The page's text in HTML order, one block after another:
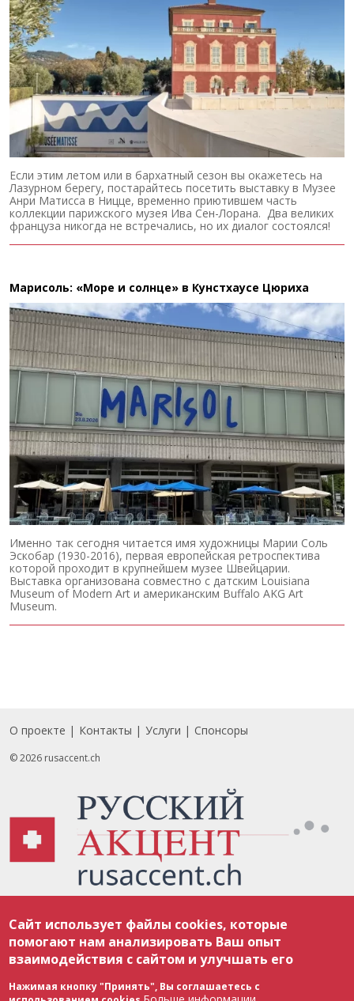
Если этим летом или в бархатный сезон вы окажетесь на
Лазурном берегу, постарайтесь посетить выставку в Музее
Анри Матисса в Ницце, временно приютившем часть
коллекции парижского музея Ива Сен-Лорана. Два великих
француза никогда не встречались, но их диалог состоялся!
Марисоль: «Море и солнце» в Кунстхаусе Цюриха
Именно так сегодня читается имя художницы Марии Соль
Эскобар (1930-2016), первая европейская ретроспектива
которой проходит в крупнейшем музее Швейцарии.
Выставка организована совместно с датским Louisiana
Museum of Modern Art и американским Buffalo AKG Art
Museum.
Footer
О проекте Контакты Услуги Спонсоры
© 2026 rusaccent.ch
соответствии с законодательством Швейцарии об авторском праве и
международными соглашениями. Полное или частичное использование
материалов возможно только с разрешения редакции. В случае полного
или частичного воспроизведения материалов сайта rusaccent.ch,
ОБЯЗАТЕЛЬНА АКТИВНАЯ ГИПЕРССЫЛКА на конкретный заимствованный
текст. Фотоизображения, размещенные редакцией rusaccent.ch, являются
ее исключительной собственностью. Полное или частичное
Сайт использует файлы cookies, которые
помогают нам анализировать Ваш опыт
взаимодействия с сайтом и улучшать его
Нажимая кнопку "Принять", Вы соглашаетесь с